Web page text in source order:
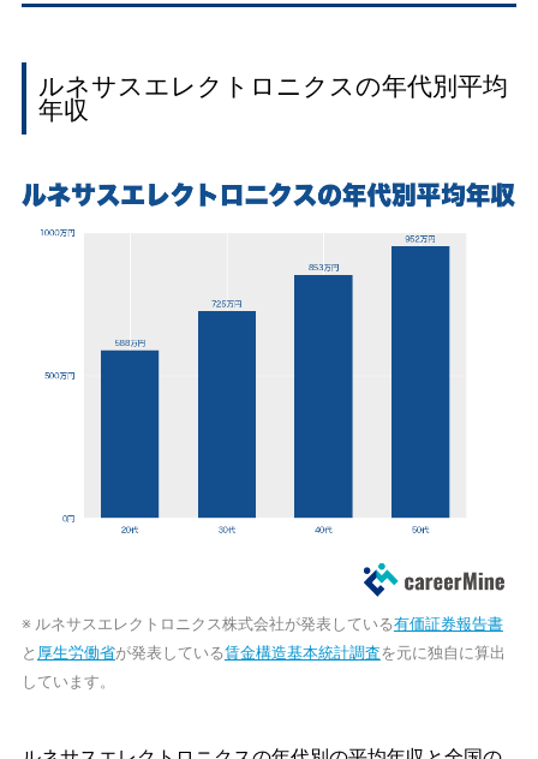
ルネサスエレクトロニクスの年代別平均
年収
※ ルネサスエレクトロニクス株式会社が発表している有価証券報告書
と 厚生労働省が発表している賃金構造基本統計調査を元に独自に算出
しています。